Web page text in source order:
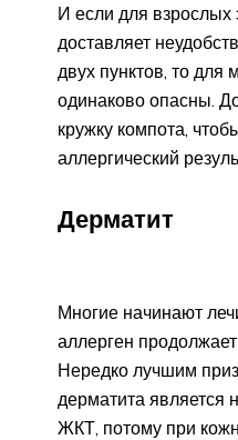
И если для взрослых
доставляет
двух пунктов, то
одинаково опасны.
кружку компота,
аллергический
Дерматит
Многие начинают
аллерген
Нередко лучшим
дерматита является
ЖКТ, потому при